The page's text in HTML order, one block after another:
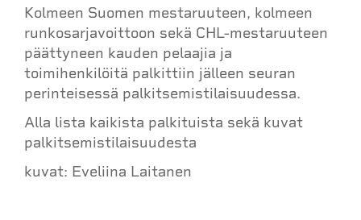
Kolmeen Suomen mestaruuteen, kolmeen
runkosarjavoittoon sekä CHL-mestaruuteen
päättyneen kauden pelaajia ja
toimihenkilöitä palkittiin jälleen seuran
perinteisessä palkitsemistilaisuudessa.
Alla lista kaikista palkituista sekä kuvat
palkitsemistilaisuudesta
kuvat: Eveliina Laitanen